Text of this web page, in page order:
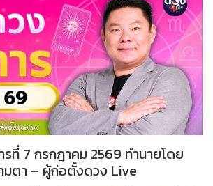
ที่ 7 กรกฎาคม 2569 ทำนายโดย
มตา – ผู้ก่อตั้งดวง Live